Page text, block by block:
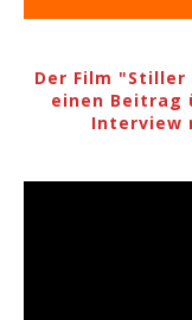
Der Film
einen Beitrag
Interview